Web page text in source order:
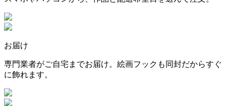
お届け
専門業者がご自宅までお届け。絵画フックも同封だからすぐ
に飾れます。